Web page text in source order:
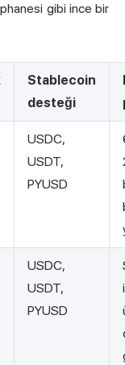
gibi ince bir
Stablecoin
desteği
USDC,
USDT,
PYUSD
USDC,
USDT,
PYUSD